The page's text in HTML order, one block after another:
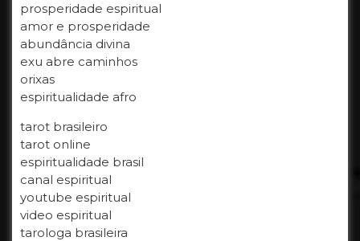
prosperidade espiritual
amor e prosperidade
abundância divina
exu abre caminhos
orixas
espiritualidade afro
tarot brasileiro
tarot online
espiritualidade brasil
canal espiritual
youtube espiritual
video espiritual
tarologa brasileira